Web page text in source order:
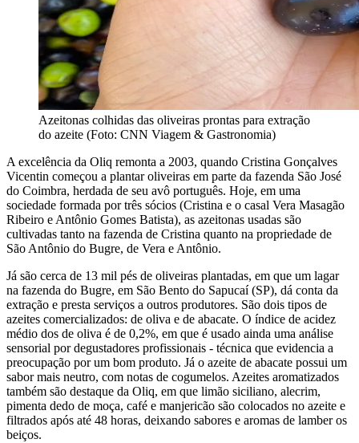
Azeitonas colhidas das oliveiras prontas para extração
do azeite (Foto: CNN Viagem & Gastronomia)
A excelência da Oliq remonta a 2003, quando Cristina Gonçalves
Vicentin começou a plantar oliveiras em parte da fazenda São José
do Coimbra, herdada de seu avô português. Hoje, em uma
sociedade formada por três sócios (Cristina e o casal Vera Masagão
Ribeiro e Antônio Gomes Batista), as azeitonas usadas são
cultivadas tanto na fazenda de Cristina quanto na propriedade de
São Antônio do Bugre, de Vera e Antônio.
Já são cerca de 13 mil pés de oliveiras plantadas, em que um lagar
na fazenda do Bugre, em São Bento do Sapucaí (SP), dá conta da
extração e presta serviços a outros produtores. São dois tipos de
azeites comercializados: de oliva e de abacate. O índice de acidez
médio dos de oliva é de 0,2%, em que é usado ainda uma análise
sensorial por degustadores profissionais - técnica que evidencia a
preocupação por um bom produto. Já o azeite de abacate possui um
sabor mais neutro, com notas de cogumelos. Azeites aromatizados
também são destaque da Oliq, em que limão siciliano, alecrim,
pimenta dedo de moça, café e manjericão são colocados no azeite e
filtrados após até 48 horas, deixando sabores e aromas de lamber os
beiços.